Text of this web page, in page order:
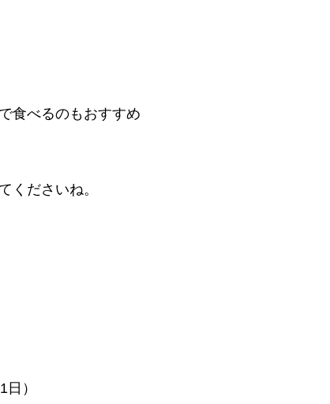
食べるのもおすすめ
くださいね。
）